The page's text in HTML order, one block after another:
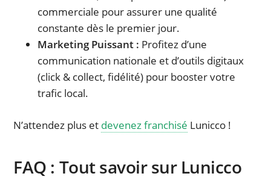
commerciale pour assurer une qualité
constante dès le premier jour.
Marketing Puissant : Profitez d’une
communication nationale et d’outils digitaux
(click & collect, fidélité) pour booster votre
trafic local.
N’attendez plus et devenez franchisé Lunicco !
FAQ : Tout savoir sur Lunicco